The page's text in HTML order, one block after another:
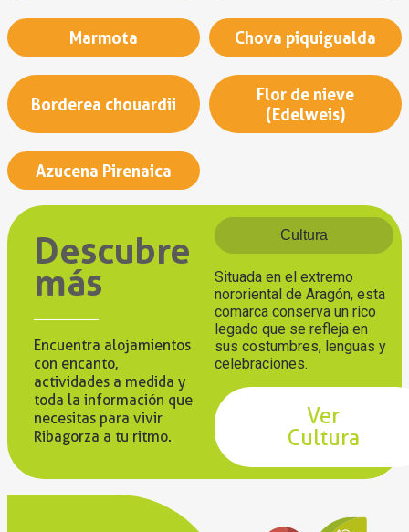
Marmota Chova piquigualda
Borderea chouardii
Flor de nieve
(Edelweis)
Azucena Pirenaica
Descubre
más
Encuentra alojamientos
con encanto,
actividades a medida y
toda la información que
necesitas para vivir
Ribagorza a tu ritmo.
Cultura
Situada en el extremo
nororiental de Aragón, esta
comarca conserva un rico
legado que se refleja en
sus costumbres, lenguas y
celebraciones.
Ver
Cultura